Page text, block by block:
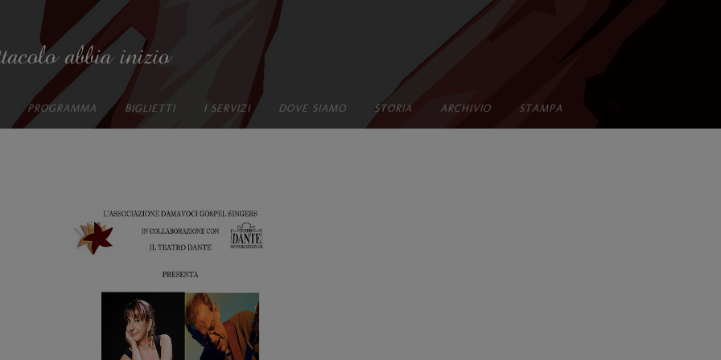
PROGRAMMA BIGLIETTI I SERVIZI DOVE SIAMO STORIA ARCHIVIO STAMPA